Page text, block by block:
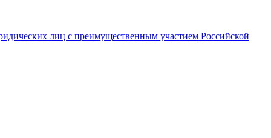
лиц с преимущественным участием Российской